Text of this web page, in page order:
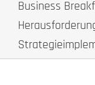
Business